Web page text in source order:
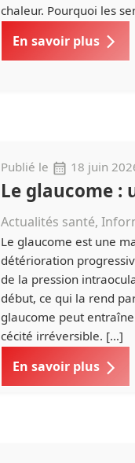
chaleur. Pourquoi les
En savoir plus
Publié le 18 juin
Le glaucome :
Actualités santé,
Le glaucome est une
détérioration
de la pression
début, ce qui la rend
glaucome peut
cécité irréversible. […]
En savoir plus